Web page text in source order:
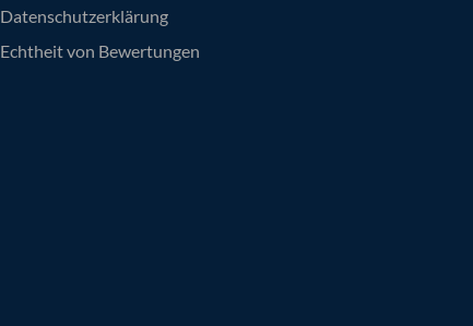
Datenschutzerklärung
Echtheit von Bewertungen